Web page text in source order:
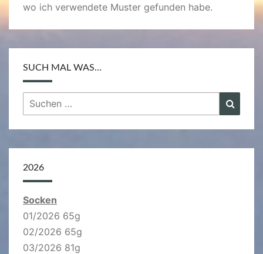
wo ich verwendete Muster gefunden habe.
SUCH MAL WAS…
Suchen
nach:
2026
Socken
01/2026 65g
02/2026 65g
03/2026 81g